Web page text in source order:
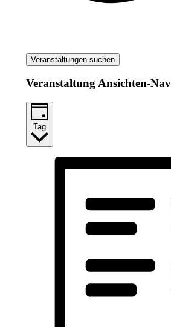
Veranstaltungen suchen
Veranstaltung Ansichten-
Tag